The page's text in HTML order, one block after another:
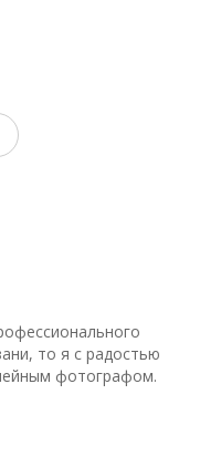
то я с радостью
фотографом.